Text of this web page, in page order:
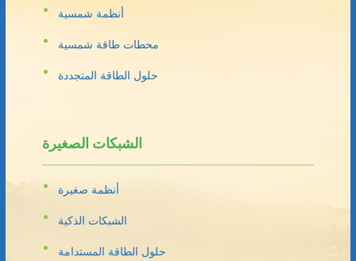
أنظمة شمسية
محطات طاقة شمسية
حلول الطاقة المتجددة
الشبكات الصغيرة
أنظمة صغيرة
الشبكات الذكية
حلول الطاقة المستدامة